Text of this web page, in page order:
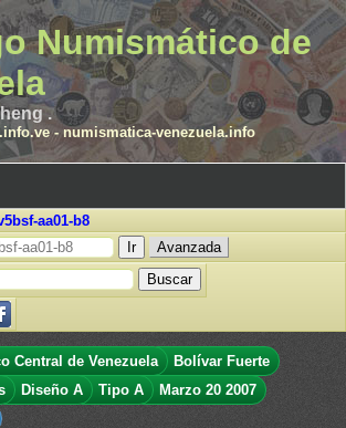
Numismático de
.
- numismatica-venezuela.info
aa01-b8
Avanzada
Central de Venezuela
Bolívar Fuerte
Diseño A Tipo A
Marzo 20 2007